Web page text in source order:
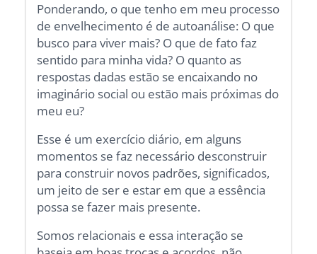
Ponderando, o que tenho em meu processo
de envelhecimento é de autoanálise: O que
busco para viver mais? O que de fato faz
sentido para minha vida? O quanto as
respostas dadas estão se encaixando no
imaginário social ou estão mais próximas do
meu eu?
Esse é um exercício diário, em alguns
momentos se faz necessário desconstruir
para construir novos padrões, significados,
um jeito de ser e estar em que a essência
possa se fazer mais presente.
Somos relacionais e essa interação se